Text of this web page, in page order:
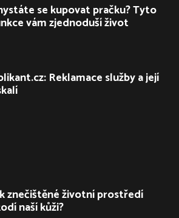
se kupovat pračku? Tyto
vám zjednoduší život
Reklamace služby a její
znečištěné životní prostředí
naší kůži?